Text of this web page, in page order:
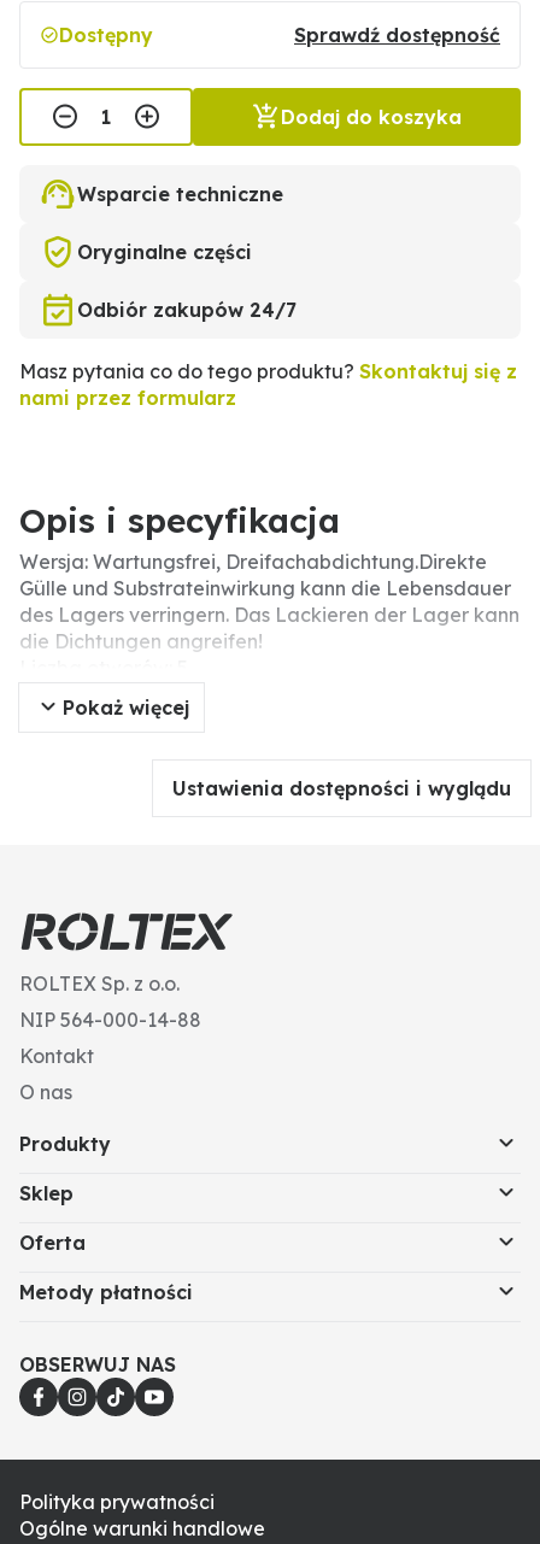
Dostępny Sprawdź dostępność
Dodaj do koszyka
Wsparcie techniczne
Oryginalne części
Odbiór zakupów 24/7
Masz pytania co do tego produktu? Skontaktuj się z
nami przez formularz
Opis i specyfikacja
Wersja: Wartungsfrei, Dreifachabdichtung.Direkte
Gülle und Substrateinwirkung kann die Lebensdauer
des Lagers verringern. Das Lackieren der Lager kann
die Dichtungen angreifen!
Befestigungsgewinde: M12x1,25
Koło osi otworów-Ø (mm): 110
Pokaż więcej
Ustawienia dostępności i wyglądu
ROLTEX Sp. z o.o.
NIP 564-000-14-88
Kontakt
O nas
Produkty
Sklep
Oferta
Metody płatności
OBSERWUJ NAS
Polityka prywatności
Ogólne warunki handlowe